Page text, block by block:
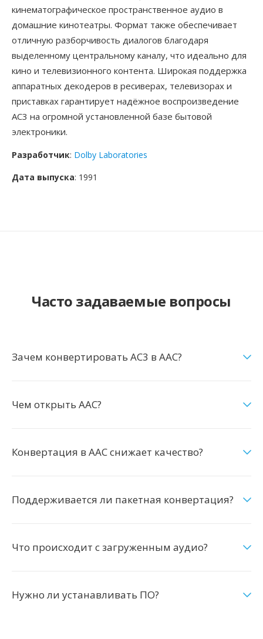
кинематографическое пространственное аудио в
домашние кинотеатры. Формат также обеспечивает
отличную разборчивость диалогов благодаря
выделенному центральному каналу, что идеально для
кино и телевизионного контента. Широкая поддержка
аппаратных декодеров в ресиверах, телевизорах и
приставках гарантирует надёжное воспроизведение
AC3 на огромной установленной базе бытовой
электроники.
Разработчик: Dolby Laboratories
Дата выпуска: 1991
Часто задаваемые вопросы
Зачем конвертировать AC3 в AAC?
Чем открыть AAC?
Конвертация в AAC снижает качество?
Поддерживается ли пакетная конвертация?
Что происходит с загруженным аудио?
Нужно ли устанавливать ПО?